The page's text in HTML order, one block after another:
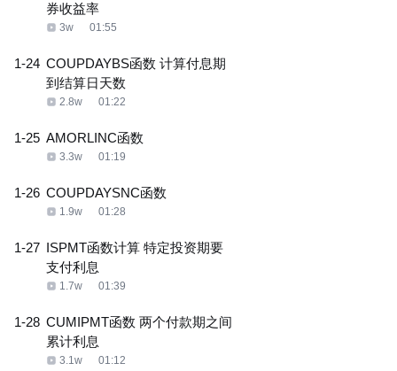
券收益率
3w 01:55
1-24 COUPDAYBS函数 计算付息期
到结算日天数
2.8w 01:22
1-25 AMORLINC函数
3.3w 01:19
1-26 COUPDAYSNC函数
1.9w 01:28
1-27 ISPMT函数计算 特定投资期要
支付利息
1.7w 01:39
1-28 CUMIPMT函数 两个付款期之间
累计利息
3.1w 01:12